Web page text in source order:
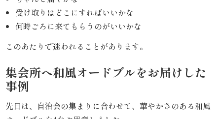
お
客
様
の
受け取りはどこにすればいいかな
何時ごろに来てもらうのがいいかな
このあたりで迷われることがあります。
集会所へ和風オードブルをお届けした
事例
先日は、自治会の集まりに合わせて、華やかさのある和風